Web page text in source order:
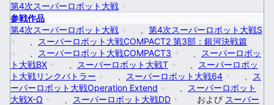
第4次スーパーロボット大戦 +
参戦作品
第4次スーパーロボット大戦 +
第4次スーパーロボット大戦S
+
スーパーロボット大戦COMPACT2 第3部：銀河決戦篇
+
スーパーロボット大戦COMPACT3 +
スーパーロボッ
ト大戦BX + スーパーロボット大戦T +
スーパーロボッ
ト大戦リンクバトラー + スーパーロボット大戦64 +
ス
ーパーロボット大戦Operation Extend +
スーパーロボット
大戦X-Ω + スーパーロボット大戦DD + および スーパー